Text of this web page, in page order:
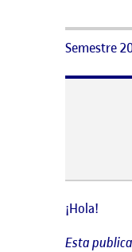
Semestre
¡Hola!
Esta